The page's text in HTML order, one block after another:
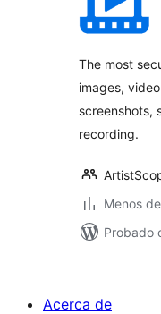
The most
images,
screenshots,
recording.
Menos
Probado
Acerca de